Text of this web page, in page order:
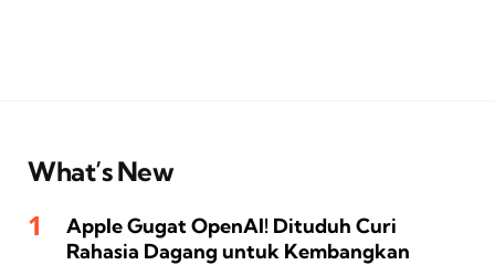
What’s New
Apple Gugat OpenAI! Dituduh Curi
Rahasia Dagang untuk Kembangkan